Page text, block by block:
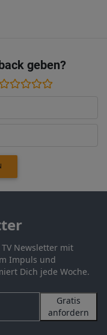
geben?
Newsletter mit
Impuls und
Dich jede Woche.
Gratis
anfordern